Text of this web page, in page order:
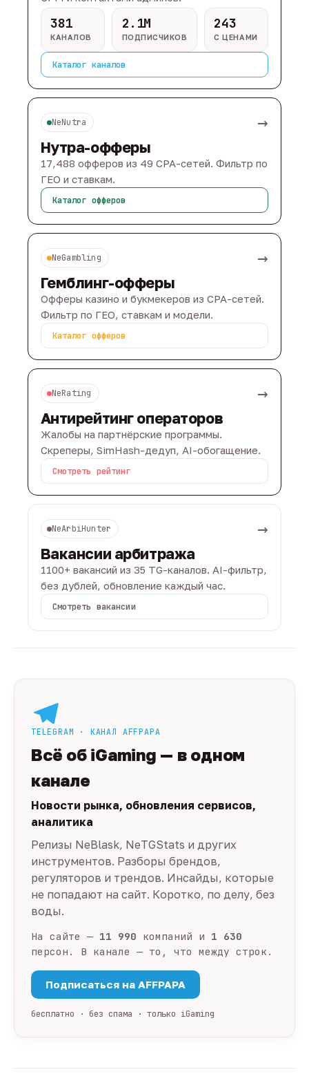
381
КАНАЛОВ
2.1M
ПОДПИСЧИКОВ
243
С ЦЕНАМИ
Каталог каналов
NeNutra →
Нутра-офферы
17,488 офферов из 49 CPA-сетей. Фильтр по
ГЕО и ставкам.
Каталог офферов
NeGambling →
Гемблинг-офферы
Офферы казино и букмекеров из CPA-сетей.
Фильтр по ГЕО, ставкам и модели.
Каталог офферов
NeRating →
Антирейтинг операторов
Жалобы на партнёрские программы.
Скреперы, SimHash-дедуп, AI-обогащение.
Смотреть рейтинг
NeArbiHunter →
Вакансии арбитража
1100+ вакансий из 35 TG-каналов. AI-фильтр,
без дублей, обновление каждый час.
Смотреть вакансии
TELEGRAM · КАНАЛ AFFPAPA
Всё об iGaming — в одном
канале
Новости рынка, обновления сервисов,
аналитика
Релизы NeBlask, NeTGStats и других
инструментов. Разборы брендов,
регуляторов и трендов. Инсайды, которые
не попадают на сайт. Коротко, по делу, без
воды.
На сайте — 11 990 компаний и 1 630
персон. В канале — то, что между строк.
Подписаться на AFFPAPA
бесплатно · без спама · только iGaming